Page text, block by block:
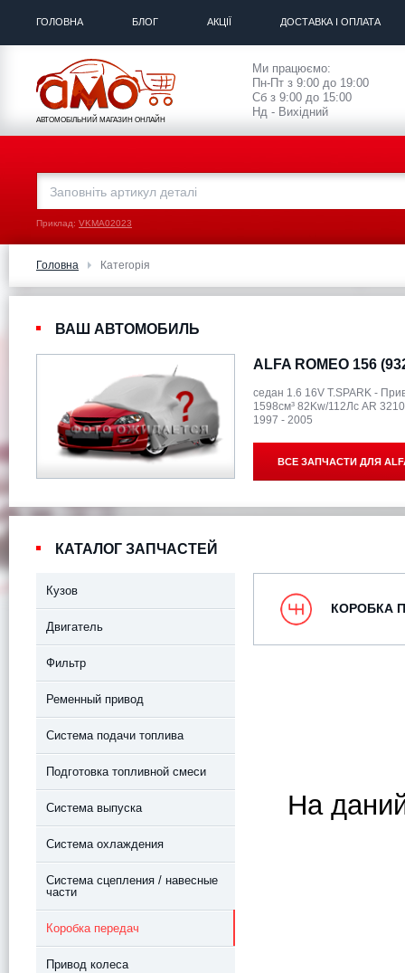
ГОЛОВНА БЛОГ АКЦІЇ ДОСТАВКА І ОПЛАТА
АВТОМОБІЛЬНИЙ МАГАЗИН ОНЛАЙН
Ми працюємо:
Пн-Пт з 9:00 до 19:00
Сб з 9:00 до 15:00
Нд - Вихідний
Приклад: VKMA02023
Головна Категорія
ВАШ АВТОМОБИЛЬ
ALFA ROMEO 156
седан 1.6 16V T.SPARK -
1598см³ 82Kw/112Лс AR
1997 - 2005
ВСЕ ЗАПЧАСТИ ДЛЯ
КАТАЛОГ ЗАПЧАСТЕЙ
Кузов
Двигатель
Фильтр
Ременный привод
Система подачи топлива
Подготовка топливной смеси
Система выпуска
Система охлаждения
Система сцепления / навесные
части
Коробка передач
Привод колеса
КОРОБКА
На